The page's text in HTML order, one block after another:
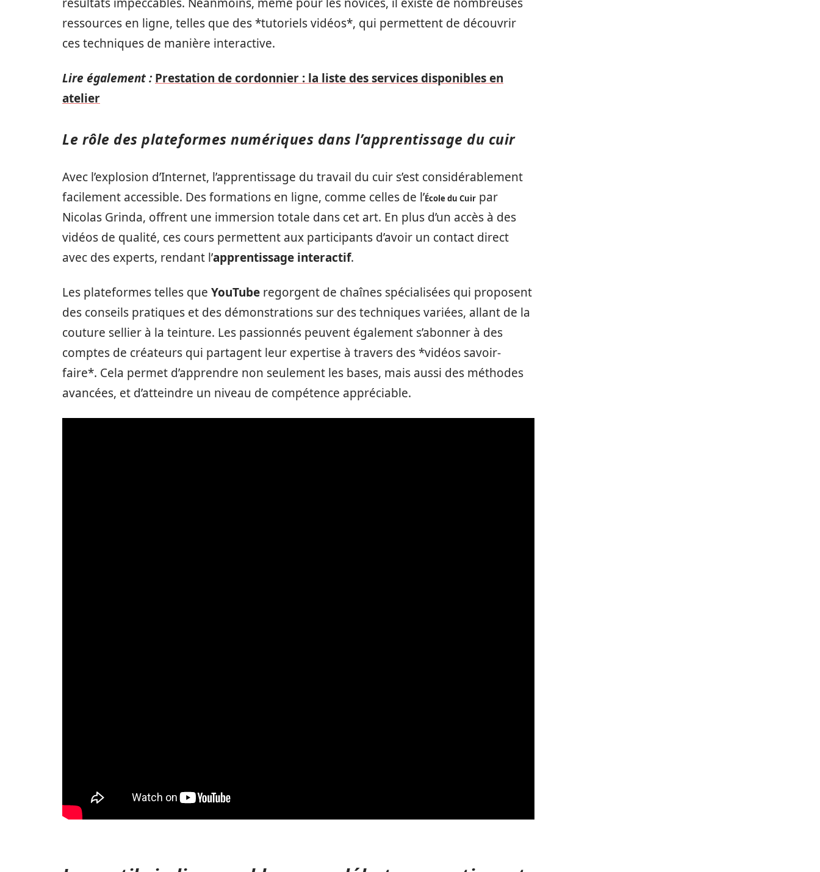
ressources en ligne, telles que des *tutoriels vidéos*, qui permettent de découvrir
ces techniques de manière interactive.
Lire également : Prestation de cordonnier : la liste des services disponibles en
atelier
Le rôle des plateformes numériques dans l’apprentissage du cuir
Avec l’explosion d’Internet, l’apprentissage du travail du cuir s’est considérablement
facilement accessible. Des formations en ligne, comme celles de l’École du Cuir par
Nicolas Grinda, offrent une immersion totale dans cet art. En plus d’un accès à des
vidéos de qualité, ces cours permettent aux participants d’avoir un contact direct
avec des experts, rendant l’apprentissage interactif.
Les plateformes telles que YouTube regorgent de chaînes spécialisées qui proposent
des conseils pratiques et des démonstrations sur des techniques variées, allant de la
couture sellier à la teinture. Les passionnés peuvent également s’abonner à des
comptes de créateurs qui partagent leur expertise à travers des *vidéos savoir-
faire*. Cela permet d’apprendre non seulement les bases, mais aussi des méthodes
avancées, et d’atteindre un niveau de compétence appréciable.